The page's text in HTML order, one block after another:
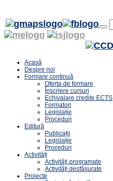
Acasă
Despre noi
Formare continuă
Oferta de formare
Înscriere cursuri
Echivalare credite ECTS
Formatori
Legislație
Proceduri
Editură
Publicații
Legislație
Proceduri
Activități
Activități programate
Activități desfăşurate
Proiecte